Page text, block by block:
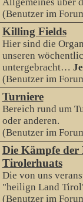
(Benutzer im
Killing Fields
Hier sind die
unseren
untergebracht…
(Benutzer im
Turniere
Bereich rund um
oder anderen.
(Benutzer im
Die Kämpfe der
Tirolerhuats
Die von uns
"heilign Land
(Benutzer im